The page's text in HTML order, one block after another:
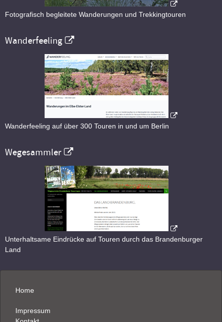
Fotografisch begleitete Wanderungen und Trekkingtouren
Wanderfeeling
Wanderfeeling auf über 300 Touren in und um Berlin
Wegesammler
Unterhaltsame Eindrücke auf Touren durch das Brandenburger
Land
Home
Impressum